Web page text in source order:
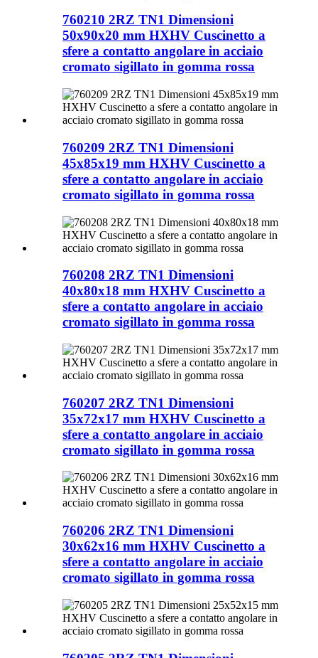
760210 2RZ TN1 Dimensioni
50x90x20 mm HXHV Cuscinetto a
sfere a contatto angolare in acciaio
cromato sigillato in gomma rossa
760209 2RZ TN1 Dimensioni
45x85x19 mm HXHV Cuscinetto a
sfere a contatto angolare in acciaio
cromato sigillato in gomma rossa
760208 2RZ TN1 Dimensioni
40x80x18 mm HXHV Cuscinetto a
sfere a contatto angolare in acciaio
cromato sigillato in gomma rossa
760207 2RZ TN1 Dimensioni
35x72x17 mm HXHV Cuscinetto a
sfere a contatto angolare in acciaio
cromato sigillato in gomma rossa
760206 2RZ TN1 Dimensioni
30x62x16 mm HXHV Cuscinetto a
sfere a contatto angolare in acciaio
cromato sigillato in gomma rossa